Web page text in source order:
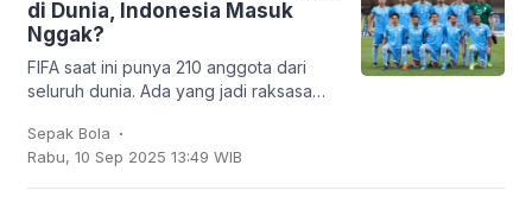
di Dunia, Indonesia Masuk
Nggak?
FIFA saat ini punya 210 anggota dari
seluruh dunia. Ada yang jadi raksasa
Argentina, hingga Prancis, tapi ada juga
tim
Sepak Bola .
Rabu, 10 Sep 2025 13:49 WIB